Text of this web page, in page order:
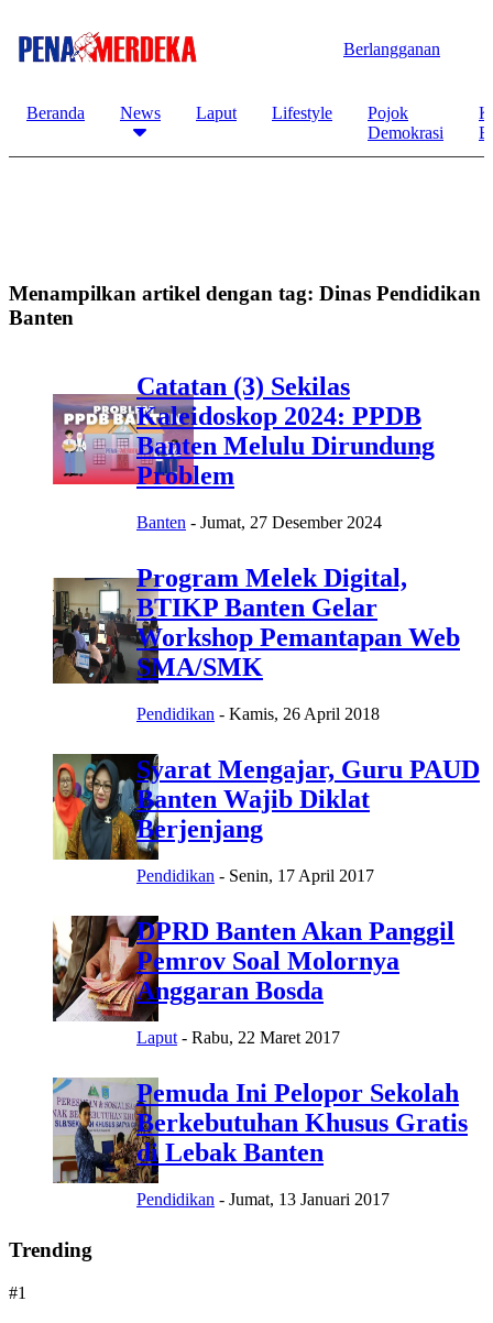
Berlangganan
Beranda News Laput Lifestyle
Pojok
Demokrasi
Menampilkan artikel dengan tag: Dinas Pendidikan
Banten
Catatan (3) Sekilas
Kaleidoskop 2024: PPDB
Banten Melulu Dirundung
Problem
Banten - Jumat, 27 Desember 2024
Program Melek Digital,
BTIKP Banten Gelar
Workshop Pemantapan Web
SMA/SMK
Pendidikan - Kamis, 26 April 2018
Syarat Mengajar, Guru PAUD
Banten Wajib Diklat
Berjenjang
Pendidikan - Senin, 17 April 2017
DPRD Banten Akan Panggil
Pemrov Soal Molornya
Anggaran Bosda
Laput - Rabu, 22 Maret 2017
Pemuda Ini Pelopor Sekolah
Berkebutuhan Khusus Gratis
di Lebak Banten
Pendidikan - Jumat, 13 Januari 2017
Trending
#1